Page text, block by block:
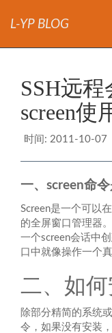
L-YP BLOG
SSH远
screen使
时间: 2011-10-07
一、screen命
Screen是一个可以
的全屏窗口管理器
一个screen会话中
口中就像操作一个
二、如何
除部分精简的系统
令，如果没有安装